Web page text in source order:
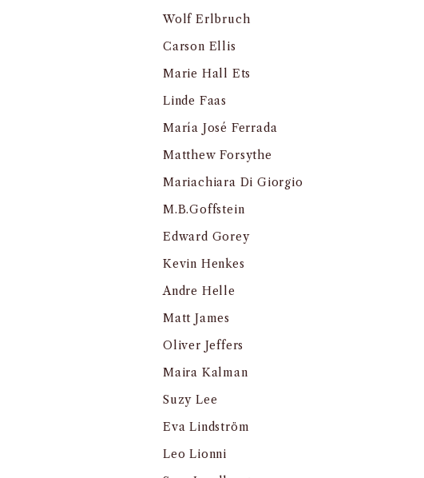
Wolf Erlbruch
Carson Ellis
Marie Hall Ets
Linde Faas
María José Ferrada
Matthew Forsythe
Mariachiara Di Giorgio
M.B.Goffstein
Edward Gorey
Kevin Henkes
Andre Helle
Matt James
Oliver Jeffers
Maira Kalman
Suzy Lee
Eva Lindström
Leo Lionni